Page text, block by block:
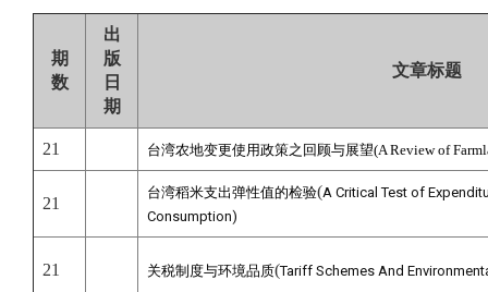
期
数
出
版
日
期
文章标题
21 台湾农地变更使用政策之回顾与展望(A Review of
21
台湾稻米支出弹性值的检验(A Critical Test of
Consumption)
21 关税制度与环境品质(Tariff Schemes And